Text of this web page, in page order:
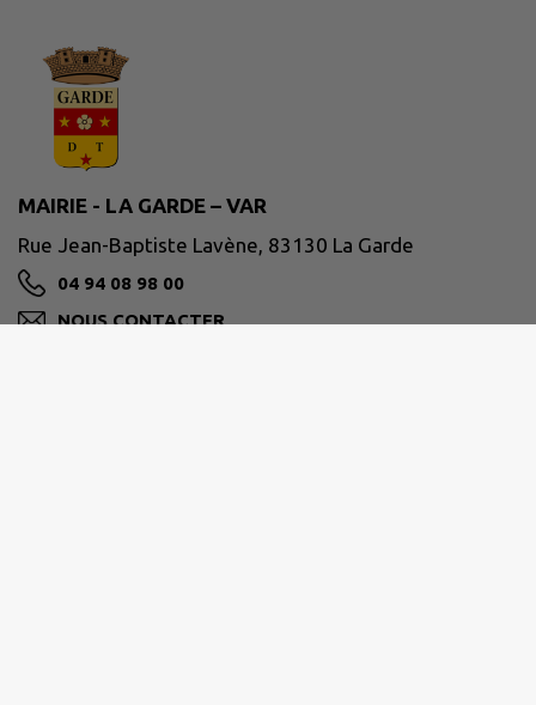
MAIRIE - LA GARDE – VAR
Rue Jean-Baptiste Lavène, 83130 La Garde
04 94 08 98 00
NOUS CONTACTER